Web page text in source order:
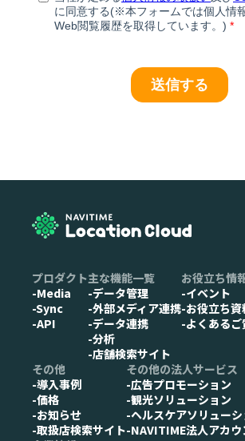
プロダクト
-Media
-Sync
-API
主な機能一覧
-データ管理
-外部メディア連携
-データ連携
-分析
-店舗検索サイト
お役立ち情
-イベント
-お役立ち資
-よくあるご
その他
-導入事例
-価格
-お知らせ
-取扱店検索サイト
その他の法人サービス
-広告プロモーション
-観光ソリューション
-ヘルスケアソリュー
-NAVITIME法人アカウ